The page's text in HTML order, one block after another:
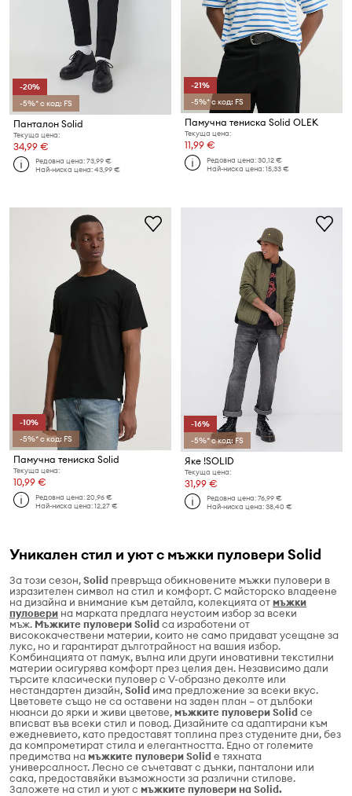
-20%
-5%* с код: FS
Панталон Solid
Текуща цена:
34,99 €
Редовна цена:73,99 €
Най-ниска цена:43,99 €
-21%
-5%* с код: FS
Памучна тениска Solid OLEK
Текуща цена:
11,99 €
Редовна цена:30,12 €
Най-ниска цена:15,33 €
-10%
-5%* с код: FS
Памучна тениска Solid
Текуща цена:
10,99 €
Редовна цена:20,96 €
Най-ниска цена:12,27 €
-16%
-5%* с код: FS
Яке !SOLID
Текуща цена:
31,99 €
Редовна цена:76,99 €
Най-ниска цена:38,40 €
Уникален стил и уют с мъжки пуловери Solid
За този сезон,Solid превръща обикновените мъжки пуловери в
изразителен символ на стил и комфорт. С майсторско владеене
на дизайна и внимание към детайла, колекцията отмъжки
пуловери на марката предлага неустоим избор за всеки
мъж. Мъжките пуловери Solidса изработени от
висококачествени материи, които не само придават усещане за
лукс, но и гарантират дълготрайност на вашия избор.
Комбинацията от памук, вълна или други иновативни текстилни
материи осигурява комфорт през целия ден. Независимо дали
търсите класически пуловер с V-образно деколте или
нестандартен дизайн,Solid има предложение за всеки вкус.
Цветовете също не са оставени на заден план – от дълбоки
нюанси до ярки и живи цветове,мъжките пуловери Solidсе
вписват във всеки стил и повод. Дизайните са адаптирани към
ежедневието, като предоставят топлина през студените дни, без
да компрометират стила и елегантността. Едно от големите
предимства намъжките пуловери Solidе тяхната
универсалност. Лесно се съчетават с дънки, панталони или
сака, предоставяйки възможности за различни стилове.
Заложете на стил и уют с мъжките пуловери на Solid.